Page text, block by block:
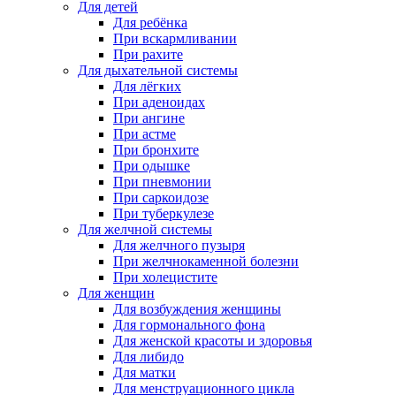
Для детей
Для ребёнка
При вскармливании
При рахите
Для дыхательной системы
Для лёгких
При аденоидах
При ангине
При астме
При бронхите
При одышке
При пневмонии
При саркоидозе
При туберкулезе
Для желчной системы
Для желчного пузыря
При желчнокаменной болезни
При холецистите
Для женщин
Для возбуждения женщины
Для гормонального фона
Для женской красоты и здоровья
Для либидо
Для матки
Для менструационного цикла